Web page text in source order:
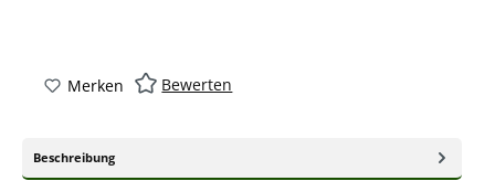
Merken Bewerten
Beschreibung